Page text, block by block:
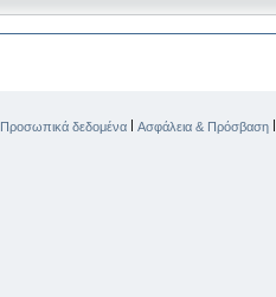
Προσωπικά δεδομένα | Ασφάλεια & Πρόσβαση